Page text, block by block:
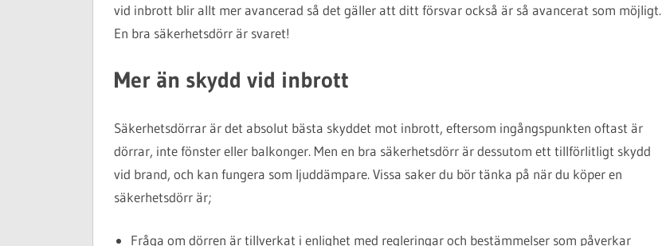
vid inbrott blir allt mer avancerad så det gäller att ditt försvar också är så avancerat som möjligt.
En bra säkerhetsdörr är svaret!
Mer än skydd vid inbrott
Säkerhetsdörrar är det absolut bästa skyddet mot inbrott, eftersom ingångspunkten oftast är
dörrar, inte fönster eller balkonger. Men en bra säkerhetsdörr är dessutom ett tillförlitligt skydd
vid brand, och kan fungera som ljuddämpare. Vissa saker du bör tänka på när du köper en
säkerhetsdörr är;
Fråga om dörren är tillverkat i enlighet med regleringar och bestämmelser som påverkar